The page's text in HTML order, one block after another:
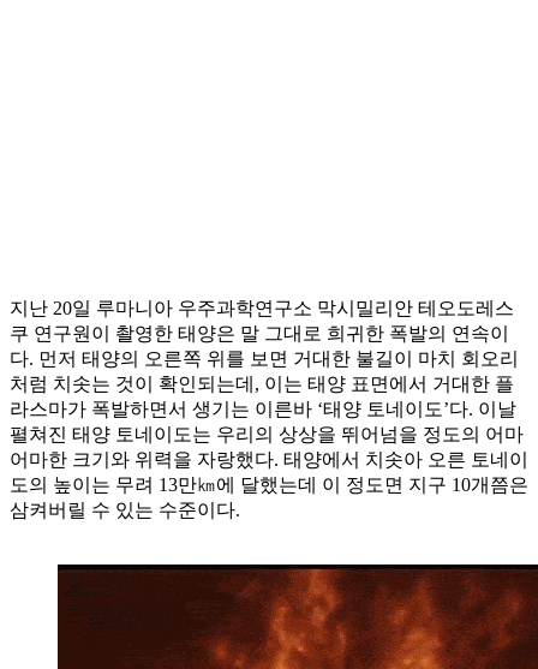
지난 20일 루마니아 우주과학연구소 막시밀리안 테오도레스
쿠 연구원이 촬영한 태양은 말 그대로 희귀한 폭발의 연속이
다. 먼저 태양의 오른쪽 위를 보면 거대한 불길이 마치 회오리
처럼 치솟는 것이 확인되는데, 이는 태양 표면에서 거대한 플
라스마가 폭발하면서 생기는 이른바 ‘태양 토네이도’다. 이날
펼쳐진 태양 토네이도는 우리의 상상을 뛰어넘을 정도의 어마
어마한 크기와 위력을 자랑했다. 태양에서 치솟아 오른 토네이
도의 높이는 무려 13만㎞에 달했는데 이 정도면 지구 10개쯤은
삼켜버릴 수 있는 수준이다.